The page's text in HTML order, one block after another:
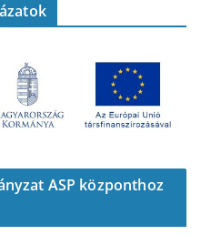
ASP központhoz